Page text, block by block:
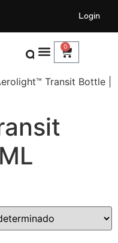
Login
0
Transit Bottle |